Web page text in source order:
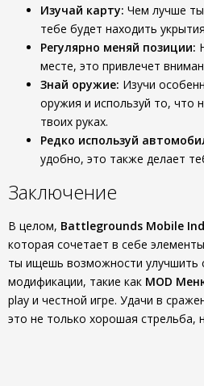
Изучай карту: Чем лучше
тебе будет находить
Регулярно меняй позиции:
месте, это привлечет
Знай оружие: Изучи
оружия и используй то, что
твоих руках.
Редко используй
удобно, это также делает
Заключение
В целом, Battlegrounds Mobile
которая сочетает в себе
ты ищешь возможности улучшить
модификации, такие как MOD
play и честной игре. Удачи в
это не только хорошая стрельба,